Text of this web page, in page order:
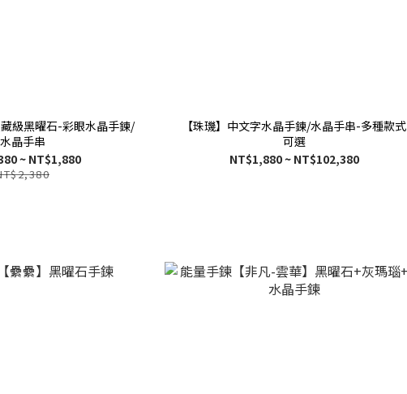
級黑曜石-彩眼水晶手鍊/
水晶手串
~ NT$1,880
【珠璣】中文字水晶手鍊/水晶手串-多種款式
可選
NT$1,880 ~ NT$102,380